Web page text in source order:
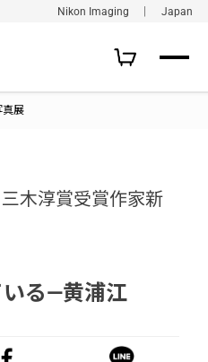
Nikon Imaging ｜ Japan
真展
木淳賞受賞作家新
いる―黄浦江